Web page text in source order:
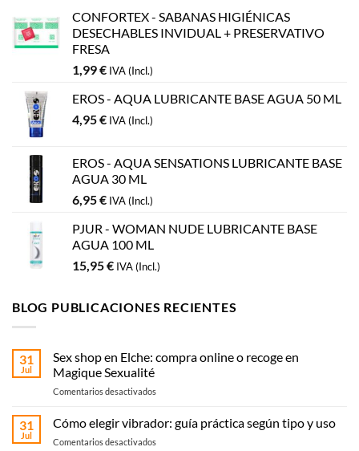
CONFORTEX - SABANAS HIGIÉNICAS
DESECHABLES INVIDUAL + PRESERVATIVO
FRESA
1,99€ IVA (Incl.)
EROS - AQUA LUBRICANTE BASE AGUA 50 ML
4,95€ IVA (Incl.)
EROS - AQUA SENSATIONS LUBRICANTE BASE
AGUA 30 ML
6,95€ IVA (Incl.)
PJUR - WOMAN NUDE LUBRICANTE BASE
AGUA 100 ML
15,95€ IVA (Incl.)
BLOG PUBLICACIONES RECIENTES
31
Jul
Sex shop en Elche: compra online o recoge en
Magique Sexualité
Comentarios desactivadosen
shop
en
Elche:
31
Jul
Cómo elegir vibrador: guía práctica según tipo y uso
Comentarios desactivadosen